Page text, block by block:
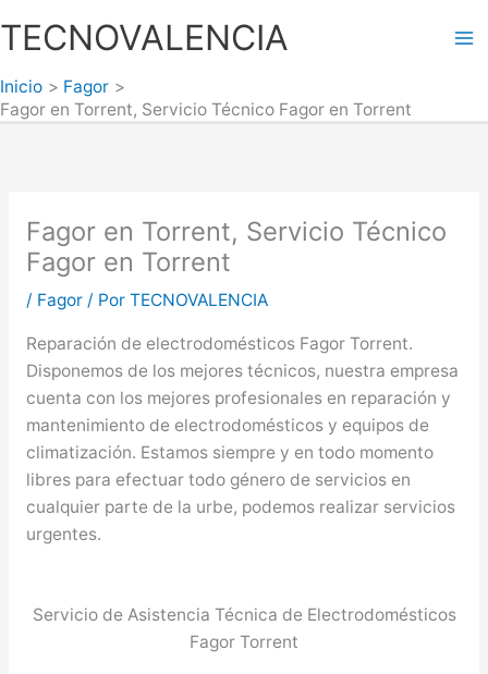
TECNOVALENCIA
Inicio
Fagor
Fagor en Torrent, Servicio Técnico Fagor en Torrent
Fagor en Torrent, Servicio Técnico
Fagor en Torrent
/ Fagor/ Por TECNOVALENCIA
Reparación de electrodomésticos Fagor Torrent.
Disponemos de los mejores técnicos, nuestra empresa
cuenta con los mejores profesionales en reparación y
mantenimiento de electrodomésticos y equipos de
climatización. Estamos siempre y en todo momento
libres para efectuar todo género de servicios en
cualquier parte de la urbe, podemos realizar servicios
urgentes.
Servicio de Asistencia Técnica de Electrodomésticos
Fagor Torrent